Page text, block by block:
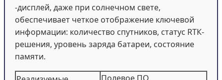
-дисплей, даже при солнечном свете,
обеспечивает четкое отображение ключевой
информации: количество спутников, статус RТК-
решения, уровень заряда батареи, состояние
памяти.